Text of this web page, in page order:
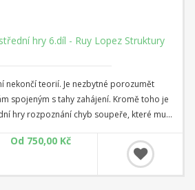
hry 6.díl - Ruy Lopez Struktury
nekončí teorií. Je nezbytné porozumět
spojeným s tahy zahájení. Kromě toho je
hry rozpoznání chyb soupeře, které mu
v Ruy Lopezově obraně.
Od 750,00 Kč